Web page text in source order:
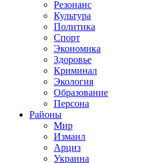
Резонанс
Культура
Политика
Спорт
Экономика
Здоровье
Криминал
Экология
Образование
Персона
Районы
Мир
Измаил
Арциз
Украина